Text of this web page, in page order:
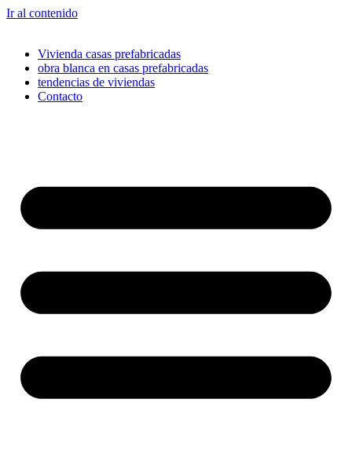
Ir al contenido
Vivienda casas prefabricadas
obra blanca en casas prefabricadas
tendencias de viviendas
Contacto